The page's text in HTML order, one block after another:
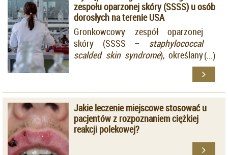
zespołu oparzonej skóry (SSSS) u osób
dorosłych na terenie USA
Gronkowcowy zespół oparzonej
skóry (SSSS – staphylococcal
scalded skin syndrome), określany
również jako choroba Rittera, to
rzadka dermatoza, występująca
typowo u niemowląt i małych
dzieci. Wśród charakterystycznych
objawów klinicznych wymienia się
rumień i spełzanie naskórka, które
w stanach ciężkich mogą dotyczyć
nawet całej powierzchni skóry
Jakie leczenie miejscowe stosować u
pacjentów z rozpoznaniem ciężkiej
reakcji polekowej?